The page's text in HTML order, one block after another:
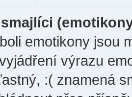
emotikony jsou
výrazu
:( znamená